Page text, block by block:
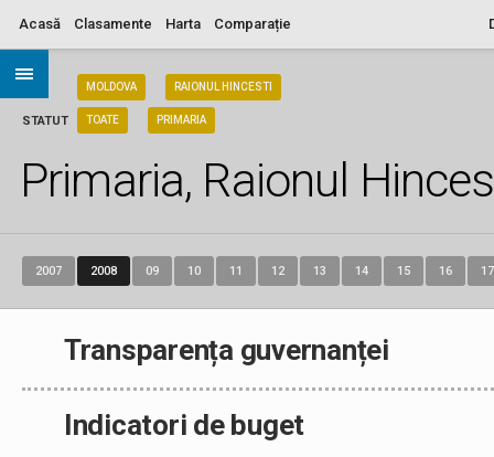
Acasă Clasamente Harta Comparație
STATUT
MOLDOVA RAIONUL HINCESTI
TOATE PRIMARIA
Primaria, Raionul
2007 2008 09 10 11 12 13 14 15 16 17
Transparența guvernanței
Indicatori de buget